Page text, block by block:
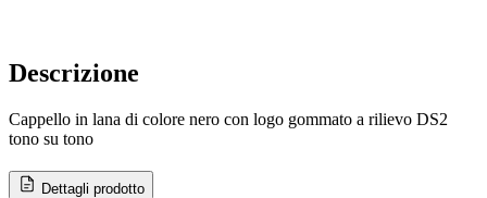
Descrizione
Cappello in lana di colore nero con logo gommato a rilievo DS2
tono su tono
Dettagli prodotto